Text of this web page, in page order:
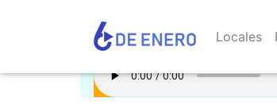
Locales